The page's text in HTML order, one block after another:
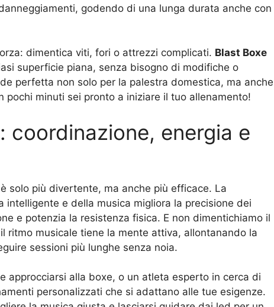
godendo di una lunga durata anche con
dimentica viti, fori o attrezzi complicati. Blast Boxe
superficie piana, senza bisogno di modifiche o
perfetta non solo per la palestra domestica, ma anche
pochi minuti sei pronto a iniziare il tuo allenamento!
coordinazione, energia e
solo più divertente, ma anche più efficace. La
intelligente e della musica migliora la precisione dei
e potenzia la resistenza fisica. E non dimentichiamo il
ritmo musicale tiene la mente attiva, allontanando la
sessioni più lunghe senza noia.
approcciarsi alla boxe, o un atleta esperto in cerca di
personalizzati che si adattano alle tue esigenze.